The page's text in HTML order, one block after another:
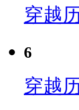
穿越
6
穿越